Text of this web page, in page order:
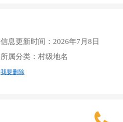
信息更新时间：2026年7月8日
所属分类：村级地名
我要删除